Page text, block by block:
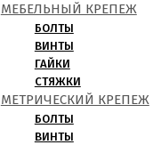
МЕБЕЛЬНЫЙ КРЕПЕЖ
БОЛТЫ
ВИНТЫ
ГАЙКИ
СТЯЖКИ
МЕТРИЧЕСКИЙ КРЕПЕЖ
БОЛТЫ
ВИНТЫ